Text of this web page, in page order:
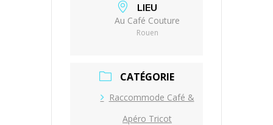
LIEU
Au Café Couture
Rouen
CATÉGORIE
Raccommode Café &
Apéro Tricot